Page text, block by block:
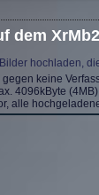
dem
hochladen,
keine
4096kByte
alle